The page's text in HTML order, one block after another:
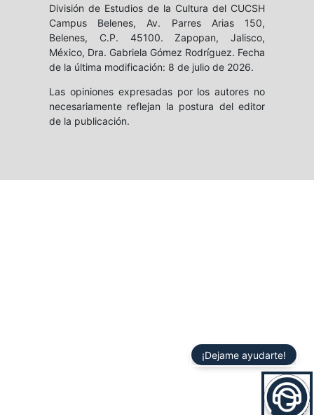
División de Estudios de la Cultura del CUCSH
Campus Belenes, Av. Parres Arias 150,
Belenes, C.P. 45100. Zapopan, Jalisco,
México, Dra. Gabriela Gómez Rodríguez. Fecha
de la última modificación: 8 de julio de 2026.
Las opiniones expresadas por los autores no
necesariamente reflejan la postura del editor
de la publicación.
¡Dejame ayudarte!